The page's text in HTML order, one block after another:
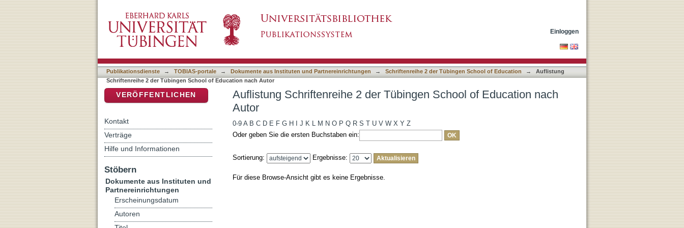
Einloggen
Publikationsdienste → TOBIAS-portale → Dokumente aus Instituten und Partnereinrichtungen → Schriftenreihe 2 der Tübingen School of Education →
Auflistung
Schriftenreihe 2 der Tübingen School of Education nach Autor
Auflistung Schriftenreihe 2 der Tübingen School of Education nach
Autor
0-9 A B C D E F G H J K L M N O P Q R S T U V W X Y Z
Oder geben Sie die ersten Buchstaben ein:
Sortierung: Ergebnisse:
Für diese Browse-Ansicht gibt es keine Ergebnisse.
VERÖFFENTLICHEN
Kontakt
Verträge
Hilfe und Informationen
Stöbern
Dokumente aus Instituten und
Partnereinrichtungen
Erscheinungsdatum
Autoren